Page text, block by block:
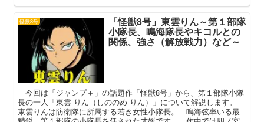
怪獣8号 「怪獣8号」東雲りん～第１部隊
小隊長、鳴海隊長やキコルとの
関係、強さ（解放戦力）など～
今回は「ジャンプ＋」の話題作「怪獣8号」から、第１部隊小隊
長の一人「東雲 りん（しののめ りん）」について解説します。
東雲りんは防衛隊に所属する若き女性小隊長。 鳴海弦率いる最